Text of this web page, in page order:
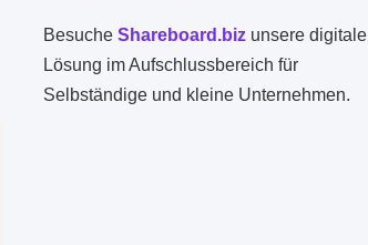
Besuche Shareboard.bizunsere digitale
Lösung im Aufschlussbereich für
Selbständige und kleine Unternehmen.